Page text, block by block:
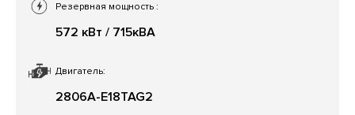
Двигатель:
2806A-E18TAG2
Резервная мощность :
572 кВт / 715кВА